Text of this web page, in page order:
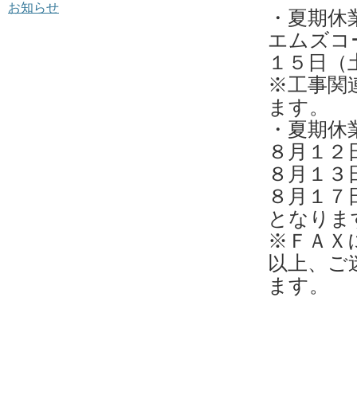
お知らせ
・夏期
エムズコ
１５日
※工事関
ます。
・夏期
８月１２
８月１３
８月１７
となりま
※ＦＡＸ
以上、
ます。